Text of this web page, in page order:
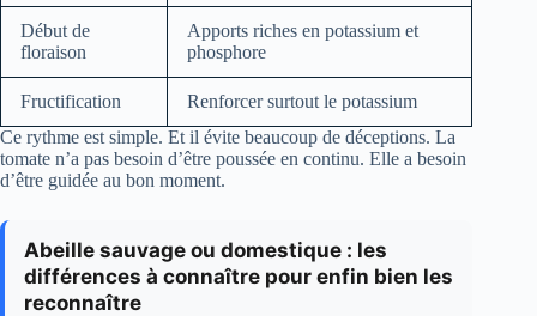
Début de
floraison
Apports riches en potassium et
phosphore
Fructification
Renforcer surtout le potassium
Ce rythme est simple. Et il évite beaucoup de déceptions. La
tomate n’a pas besoin d’être poussée en continu. Elle a besoin
d’être guidée au bon moment.
Abeille sauvage ou domestique : les
différences à connaître pour enfin bien les
reconnaître